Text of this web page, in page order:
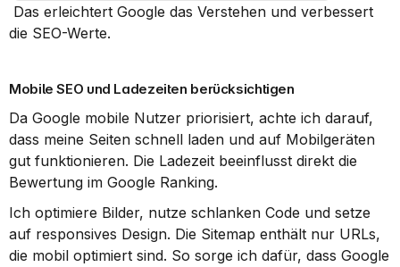
die SEO-Werte.
Mobile SEO und Ladezeiten berücksichtigen
Da Google mobile Nutzer priorisiert, achte ich darauf,
dass meine Seiten schnell laden und auf Mobilgeräten
gut funktionieren. Die Ladezeit beeinflusst direkt die
Bewertung im Google Ranking.
Ich optimiere Bilder, nutze schlanken Code und setze
auf responsives Design. Die Sitemap enthält nur URLs,
die mobil optimiert sind. So sorge ich dafür, dass Google